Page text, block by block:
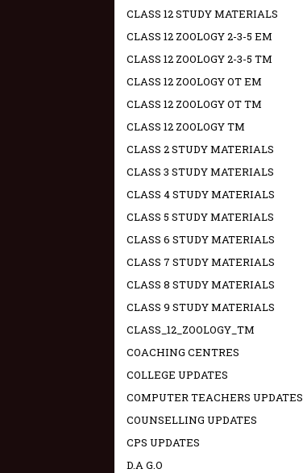
CLASS 12 STUDY MATERIALS
CLASS 12 ZOOLOGY 2-3-5 EM
CLASS 12 ZOOLOGY 2-3-5 TM
CLASS 12 ZOOLOGY OT EM
CLASS 12 ZOOLOGY OT TM
CLASS 12 ZOOLOGY TM
CLASS 2 STUDY MATERIALS
CLASS 3 STUDY MATERIALS
CLASS 4 STUDY MATERIALS
CLASS 5 STUDY MATERIALS
CLASS 6 STUDY MATERIALS
CLASS 7 STUDY MATERIALS
CLASS 8 STUDY MATERIALS
CLASS 9 STUDY MATERIALS
CLASS_12_ZOOLOGY_TM
COACHING CENTRES
COLLEGE UPDATES
COMPUTER TEACHERS UPDATES
COUNSELLING UPDATES
CPS UPDATES
D.A G.O